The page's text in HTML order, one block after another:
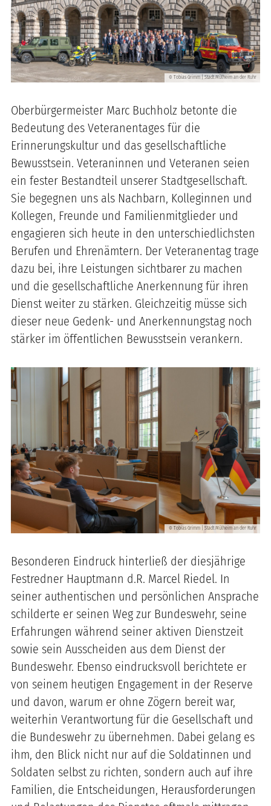
© Tobias Grimm | Stadt Mülheim an der Ruhr
Oberbürgermeister Marc Buchholz betonte die
Bedeutung des Veteranentages für die
Erinnerungskultur und das gesellschaftliche
Bewusstsein. Veteraninnen und Veteranen seien
ein fester Bestandteil unserer Stadtgesellschaft.
Sie begegnen uns als Nachbarn, Kolleginnen und
Kollegen, Freunde und Familienmitglieder und
engagieren sich heute in den unterschiedlichsten
Berufen und Ehrenämtern. Der Veteranentag trage
dazu bei, ihre Leistungen sichtbarer zu machen
und die gesellschaftliche Anerkennung für ihren
Dienst weiter zu stärken. Gleichzeitig müsse sich
dieser neue Gedenk- und Anerkennungstag noch
stärker im öffentlichen Bewusstsein verankern.
© Tobias Grimm | Stadt Mülheim an der Ruhr
Besonderen Eindruck hinterließ der diesjährige
Festredner Hauptmann d.R. Marcel Riedel. In
seiner authentischen und persönlichen Ansprache
schilderte er seinen Weg zur Bundeswehr, seine
Erfahrungen während seiner aktiven Dienstzeit
sowie sein Ausscheiden aus dem Dienst der
Bundeswehr. Ebenso eindrucksvoll berichtete er
von seinem heutigen Engagement in der Reserve
und davon, warum er ohne Zögern bereit war,
weiterhin Verantwortung für die Gesellschaft und
die Bundeswehr zu übernehmen. Dabei gelang es
ihm, den Blick nicht nur auf die Soldatinnen und
Soldaten selbst zu richten, sondern auch auf ihre
Familien, die Entscheidungen, Herausforderungen